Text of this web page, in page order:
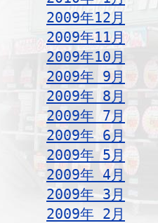
2009年12月
2009年11月
2009年10月
2009年 9月
2009年 8月
2009年 7月
2009年 6月
2009年 5月
2009年 4月
2009年 3月
2009年 2月